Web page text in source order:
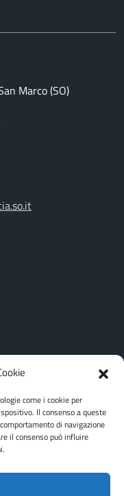
come i cookie per
Il consenso a queste
di navigazione
il consenso può influire
Marco (SO)